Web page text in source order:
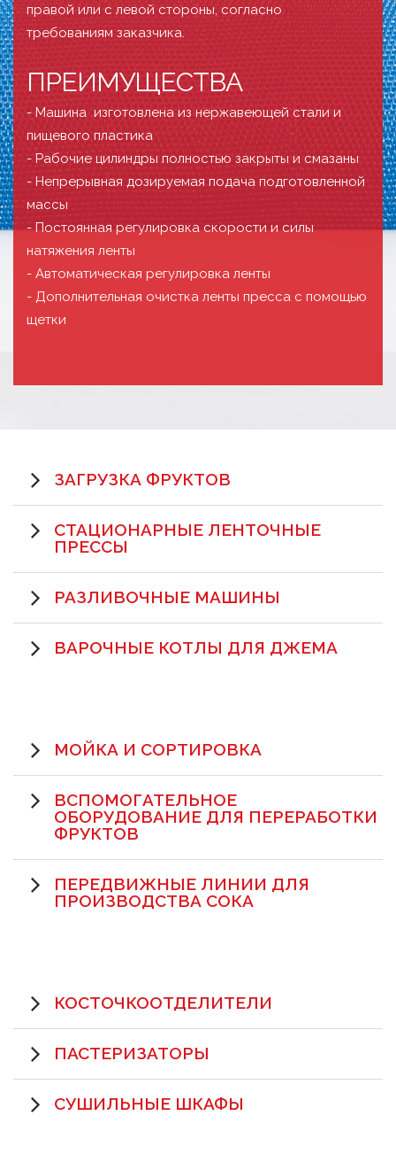
правой или с левой стороны, согласно
требованиям заказчика.
ПРЕИМУЩЕСТВА
- Машина изготовлена из нержавеющей стали и
пищевого пластика
- Рабочие цилиндры полностью закрыты и смазаны
- Непрерывная дозируемая подача подготовленной
массы
- Постоянная регулировка скорости и силы
натяжения ленты
- Автоматическая регулировка ленты
- Дополнительная очистка ленты пресса с помощью
щетки
ЗАГРУЗКА ФРУКТОВ
СТАЦИОНАРНЫЕ ЛЕНТОЧНЫЕ
ПРЕССЫ
РАЗЛИВОЧНЫЕ МАШИНЫ
ВАРОЧНЫЕ КОТЛЫ ДЛЯ ДЖЕМА
МОЙКА И СОРТИРОВКА
ВСПОМОГАТЕЛЬНОЕ
ОБОРУДОВАНИЕ ДЛЯ ПЕРЕРАБОТКИ
ФРУКТОВ
ПЕРЕДВИЖНЫЕ ЛИНИИ ДЛЯ
ПРОИЗВОДСТВА СОКА
КОСТОЧКООТДЕЛИТЕЛИ
ПАСТЕРИЗАТОРЫ
СУШИЛЬНЫЕ ШКАФЫ